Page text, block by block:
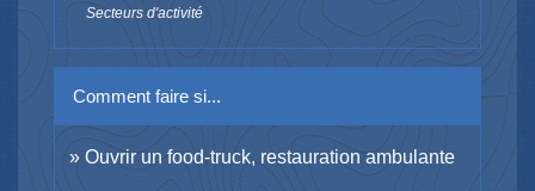
Secteurs d'activité
Comment faire si...
Ouvrir un food-truck, restauration ambulante